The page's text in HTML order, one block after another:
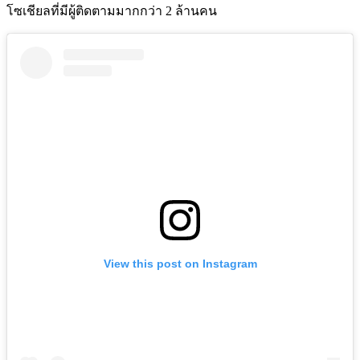
โซเชียลที่มีผู้ติดตามมากกว่า 2 ล้านคน
View this post on Instagram